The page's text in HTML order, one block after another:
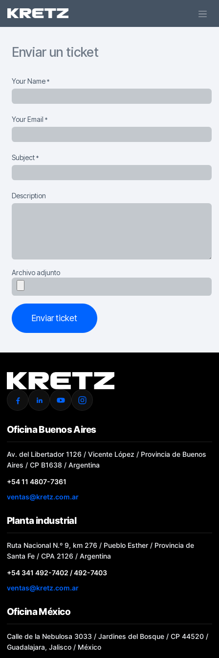
Enviar un ticket
Your Name *
Your Email *
Subject *
Description
Archivo adjunto
Enviar ticket
Oficina Buenos Aires
Av. del Libertador 1126 / Vicente López / Provincia de Buenos
Aires / CP B1638 / Argentina
+54 11 4807-7361
ventas@kretz.com.ar
Planta industrial
Ruta Nacional N.º 9, km 276 / Pueblo Esther / Provincia de
Santa Fe / CPA 2126 / Argentina
+54 341 492-7402 / 492-7403
ventas@kretz.com.ar
Oficina México
Calle de la Nebulosa 3033 / Jardines del Bosque / CP 44520 /
Guadalajara, Jalisco / México